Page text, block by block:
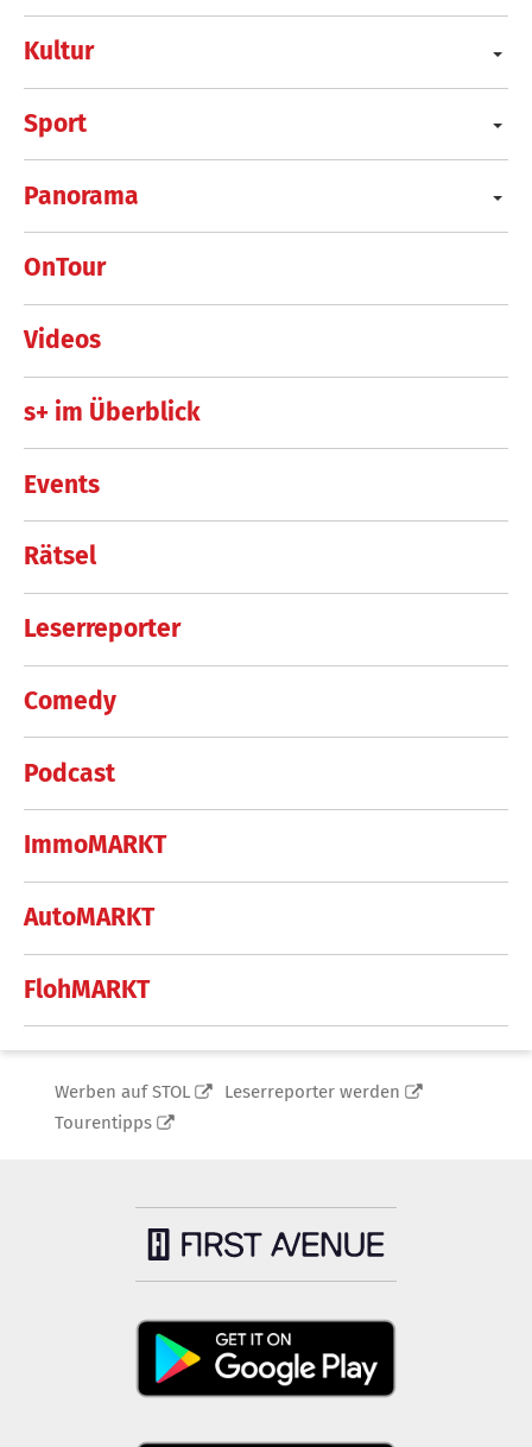
Kultur
Sport
Panorama
OnTour
Videos
s+ im Überblick
Events
Rätsel
Leserreporter
Comedy
Podcast
ImmoMARKT
AutoMARKT
FlohMARKT
Werben auf STOL
Leserreporter werden
Tourentipps